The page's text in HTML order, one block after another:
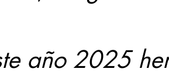
año 2025